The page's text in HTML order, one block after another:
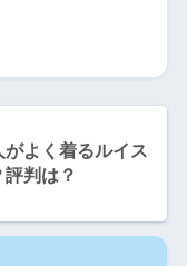
がよく着るルイス
判は？